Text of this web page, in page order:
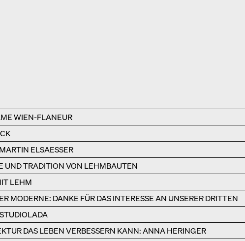
WIEN-FLANEUR
ELSAESSER
UND TRADITION VON LEHMBAUTEN
LEHM
MODERNE: DANKE FÜR DAS INTERESSE AN UNSERER DRITTEN
DAS LEBEN VERBESSERN KANN: ANNA HERINGER